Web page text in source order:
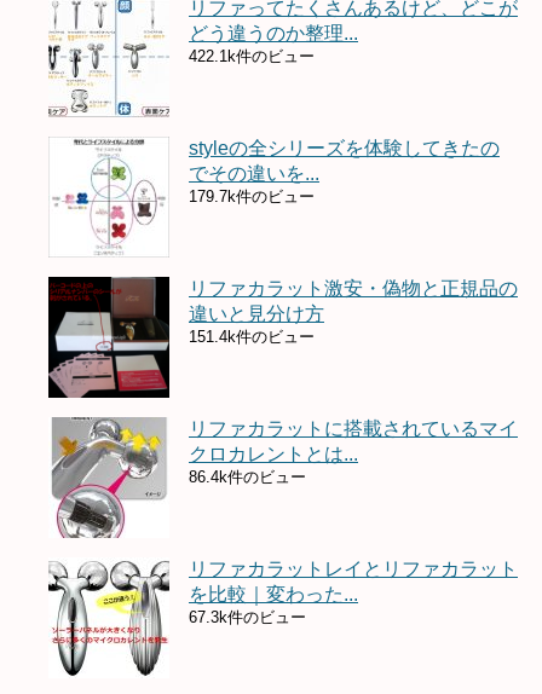
リファってたくさんあるけど、どこが
どう違うのか整理...
422.1k件のビュー
styleの全シリーズを体験してきたの
でその違いを...
179.7k件のビュー
リファカラット激安・偽物と正規品の
違いと見分け方
151.4k件のビュー
リファカラットに搭載されているマイ
クロカレントとは...
86.4k件のビュー
リファカラットレイとリファカラット
を比較｜変わった...
67.3k件のビュー